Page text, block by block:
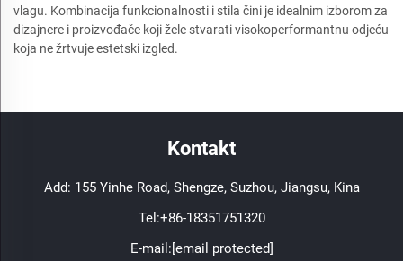
vlagu. Kombinacija funkcionalnosti i stila čini je idealnim izborom za
dizajnere i proizvođače koji žele stvarati visokoperformantnu odjeću
koja ne žrtvuje estetski izgled.
Kontakt
Add: 155 Yinhe Road, Shengze, Suzhou, Jiangsu, Kina
Tel:+86-18351751320
E-mail:[email protected]